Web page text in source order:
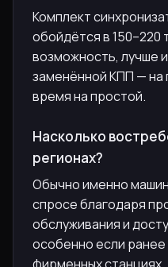
Комплект
обойдётся в 150–220
возможность, лучше
заменённой КПП — на
время на простой.
Насколько
регионах?
Обычно именно
спросе благодаря
обслуживания и
особенно если